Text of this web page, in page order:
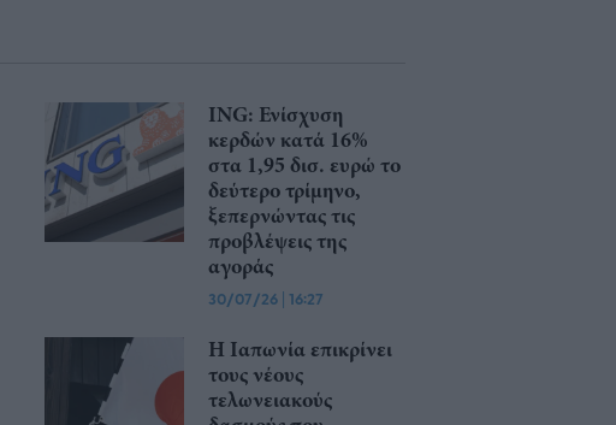
ING: Ενίσχυση
κερδών κατά 16%
στα 1,95 δισ. ευρώ το
δεύτερο τρίμηνο,
ξεπερνώντας τις
προβλέψεις της
αγοράς
30/07/26 | 16:27
Η Ιαπωνία επικρίνει
τους νέους
τελωνειακούς